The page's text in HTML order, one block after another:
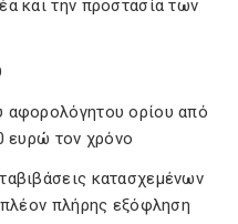
και την προστασία των
ορίου από
ευρώ τον χρόνο
κατασχεμένων
πλέον πλήρης εξόφληση